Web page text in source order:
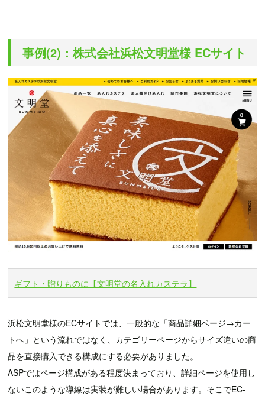
事例(2)：株式会社浜松文明堂様 ECサイト
ギフト・贈りものに【文明堂の名入れカステラ】
浜松文明堂様のECサイトでは、一般的な「商品詳細ページ→カー
トへ」という流れではなく、カテゴリーページからサイズ違いの商
品を直接購入できる構成にする必要がありました。
ASPではページ構成がある程度決まっており、詳細ページを使用し
ないこのような導線は実装が難しい場合があります。そこでEC-